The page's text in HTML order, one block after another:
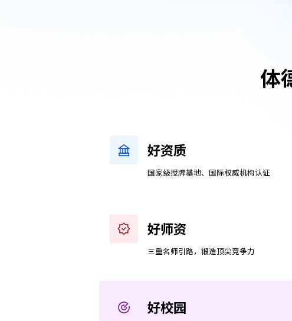
体
好资质
国家级授牌基地、国际权威机构认证
好师资
三重名师引路，锻造顶尖竞争力
好校园